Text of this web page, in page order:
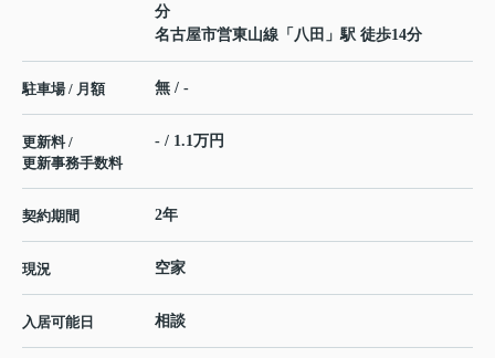
分
名古屋市営東山線 「 八田 」駅 徒歩14分
駐車場 / 月額 無 / -
更新料 /
更新事務手数料
- / 1.1万円
契約期間 2年
現況 空家
入居可能日 相談